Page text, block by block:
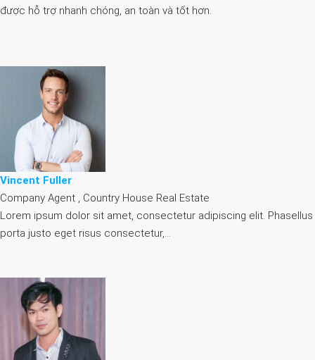
được hỗ trợ nhanh chóng, an toàn và tốt hơn.
Vincent Fuller
Company Agent , Country House Real Estate
Lorem ipsum dolor sit amet, consectetur adipiscing elit. Phasellus
porta justo eget risus consectetur,…